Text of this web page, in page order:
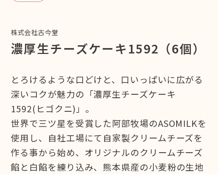
株式会社古今堂
濃厚生チーズケーキ1592（6個）
とろけるような口どけと、口いっぱいに広がる
深いコクが魅力の「濃厚生チーズケーキ
1592(ヒゴクニ)」。
世界で三ツ星を受賞した阿部牧場のASOMILKを
使用し、自社工場にて自家製クリームチーズを
作る事から始め、オリジナルのクリームチーズ
餡と白餡を練り込み、熊本県産の小麦粉の生地